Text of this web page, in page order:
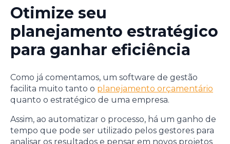
Otimize seu
planejamento estratégico
para ganhar eficiência
Como já comentamos, um software de gestão
facilita muito tanto o planejamento orçamentário
quanto o estratégico de uma empresa.
Assim, ao automatizar o processo, há um ganho de
tempo que pode ser utilizado pelos gestores para
analisar os resultados e pensar em novos projetos